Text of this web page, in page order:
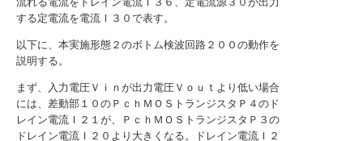
する定電流を電流Ｉ３０で表す。
以下に、本実施形態２のボトム検波回路２００の動作を
説明する。
まず、入力電圧Ｖｉｎが出力電圧Ｖｏｕｔより低い場合
には、差動部１０のＰｃｈＭＯＳトランジスタＰ４のド
レイン電流Ｉ２１が、ＰｃｈＭＯＳトランジスタＰ３の
ドレイン電流Ｉ２０より大きくなる。ドレイン電流Ｉ２